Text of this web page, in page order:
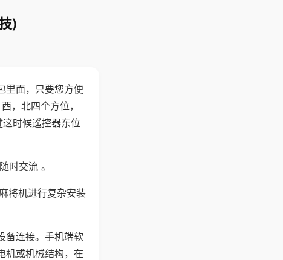
)
里面，只要您方便
，北四个方位，
时候遥控器东位
时交流 。
将机进行复杂安装
备连接。手机端软
机或机械结构，在